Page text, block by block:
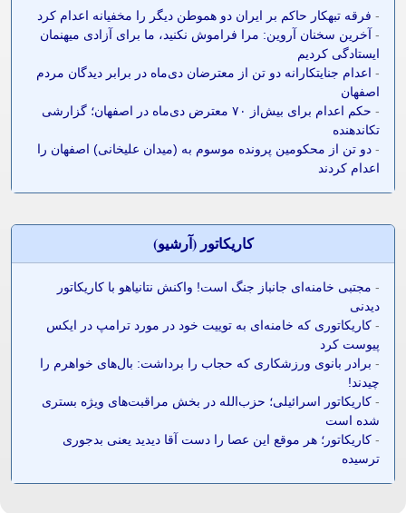
- فرقه تبهکار حاکم بر ایران دو هموطن دیگر را مخفیانه اعدام کرد
- آخرین سخنان آروین: مرا فراموش نکنید، ما برای آزادی میهنمان
ایستادگی کردیم
- اعدام جنایتکارانه دو تن از معترضان دی‌ماه در برابر دیدگان مردم
اصفهان
-
حکم اعدام برای بیش‌از ۷۰ معترض دی‌ماه در اصفهان؛ گزارشی
تکاندهنده
- دو تن از محکومین پرونده موسوم به (میدان علیخانی) اصفهان را
اعدام کردند
کاريکاتور (آرشيو)
- مجتبی خامنه‌ای جانباز جنگ است! واکنش نتانیاهو با کاریکاتور
دیدنی
- کاریکاتوری که خامنه‌ای به توییت خود در مورد ترامپ در ایکس
پیوست کرد
- برادر بانوی ورزشکاری که حجاب را برداشت: بال‌های خواهرم را
چیدند!
- کاریکاتور اسرائیلی؛ حزب‌الله در بخش مراقبت‌های ویژه بستری
شده است
- کاریکاتور؛ هر موقع این عصا را دست آقا دیدید یعنی بدجوری
ترسیده